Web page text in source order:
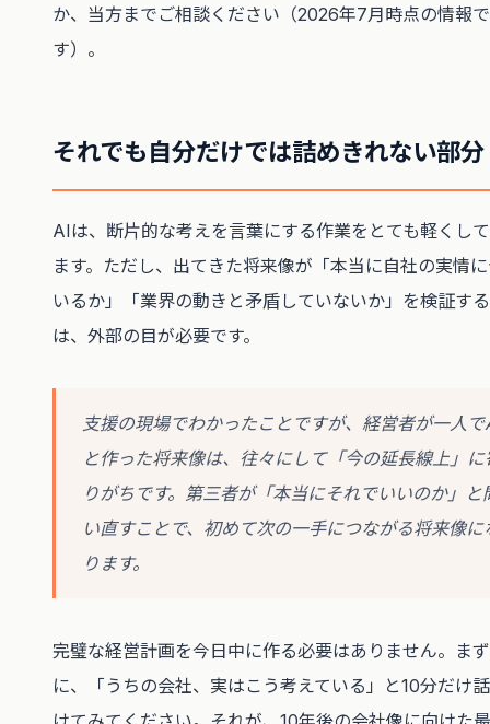
か、当方までご相談ください（2026年7月時点の情報で
す）。
それでも自分だけでは詰めきれない部分
AIは、断片的な考えを言葉にする作業をとても軽くし
ます。ただし、出てきた将来像が「本当に自社の実情
いるか」「業界の動きと矛盾していないか」を検証す
は、外部の目が必要です。
支援の現場でわかったことですが、経営者が一人で
と作った将来像は、往々にして「今の延長線上」に
りがちです。第三者が「本当にそれでいいのか」と
い直すことで、初めて次の一手につながる将来像に
ります。
完璧な経営計画を今日中に作る必要はありません。ま
に、「うちの会社、実はこう考えている」と10分だけ